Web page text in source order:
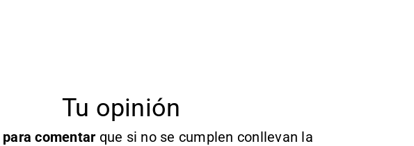
Tu opinión
para comentar que si no se cumplen conllevan la